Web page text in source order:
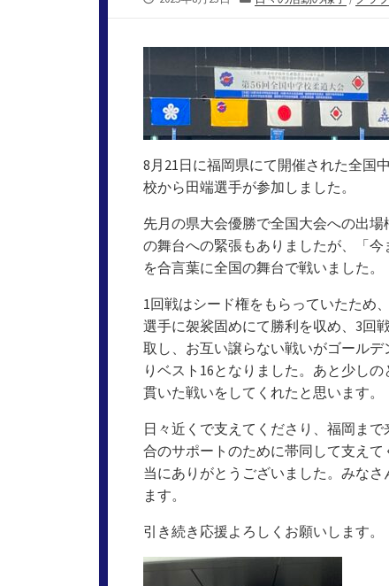
リ
ー
8月21日に福岡県にて開催された全国
校から田端選手が参加しました。
先月の県大会優勝で全国大会への出
の舞台への緊張もありましたが、「
を合言葉に全国の舞台で戦いました。
1回戦はシード権をもらっていたため
選手に袈裟固めにて勝利を収め、3回
取し、お互い譲らない戦いがゴール
りベスト16となりました。あと少し
貫いた戦いをしてくれたと思います。
日々近くで支えてくださり、福岡ま
合のサポートのために帯同して支え
当にありがとうございました。みな
ます。
引き続き応援よろしくお願いします。